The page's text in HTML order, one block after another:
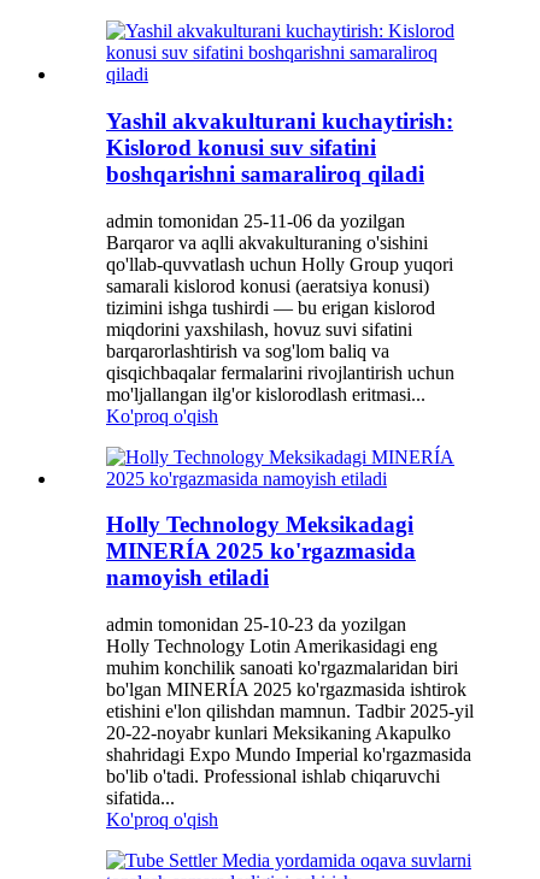
Yashil akvakulturani kuchaytirish:
Kislorod konusi suv sifatini
boshqarishni samaraliroq qiladi
admin tomonidan 25-11-06 da yozilgan
Barqaror va aqlli akvakulturaning o'sishini
qo'llab-quvvatlash uchun Holly Group yuqori
samarali kislorod konusi (aeratsiya konusi)
tizimini ishga tushirdi — bu erigan kislorod
miqdorini yaxshilash, hovuz suvi sifatini
barqarorlashtirish va sog'lom baliq va
qisqichbaqalar fermalarini rivojlantirish uchun
mo'ljallangan ilg'or kislorodlash eritmasi...
Ko'proq o'qish
Holly Technology Meksikadagi
MINERÍA 2025 ko'rgazmasida
namoyish etiladi
admin tomonidan 25-10-23 da yozilgan
Holly Technology Lotin Amerikasidagi eng
muhim konchilik sanoati ko'rgazmalaridan biri
bo'lgan MINERÍA 2025 ko'rgazmasida ishtirok
etishini e'lon qilishdan mamnun. Tadbir 2025-yil
20-22-noyabr kunlari Meksikaning Akapulko
shahridagi Expo Mundo Imperial ko'rgazmasida
bo'lib o'tadi. Professional ishlab chiqaruvchi
sifatida...
Ko'proq o'qish